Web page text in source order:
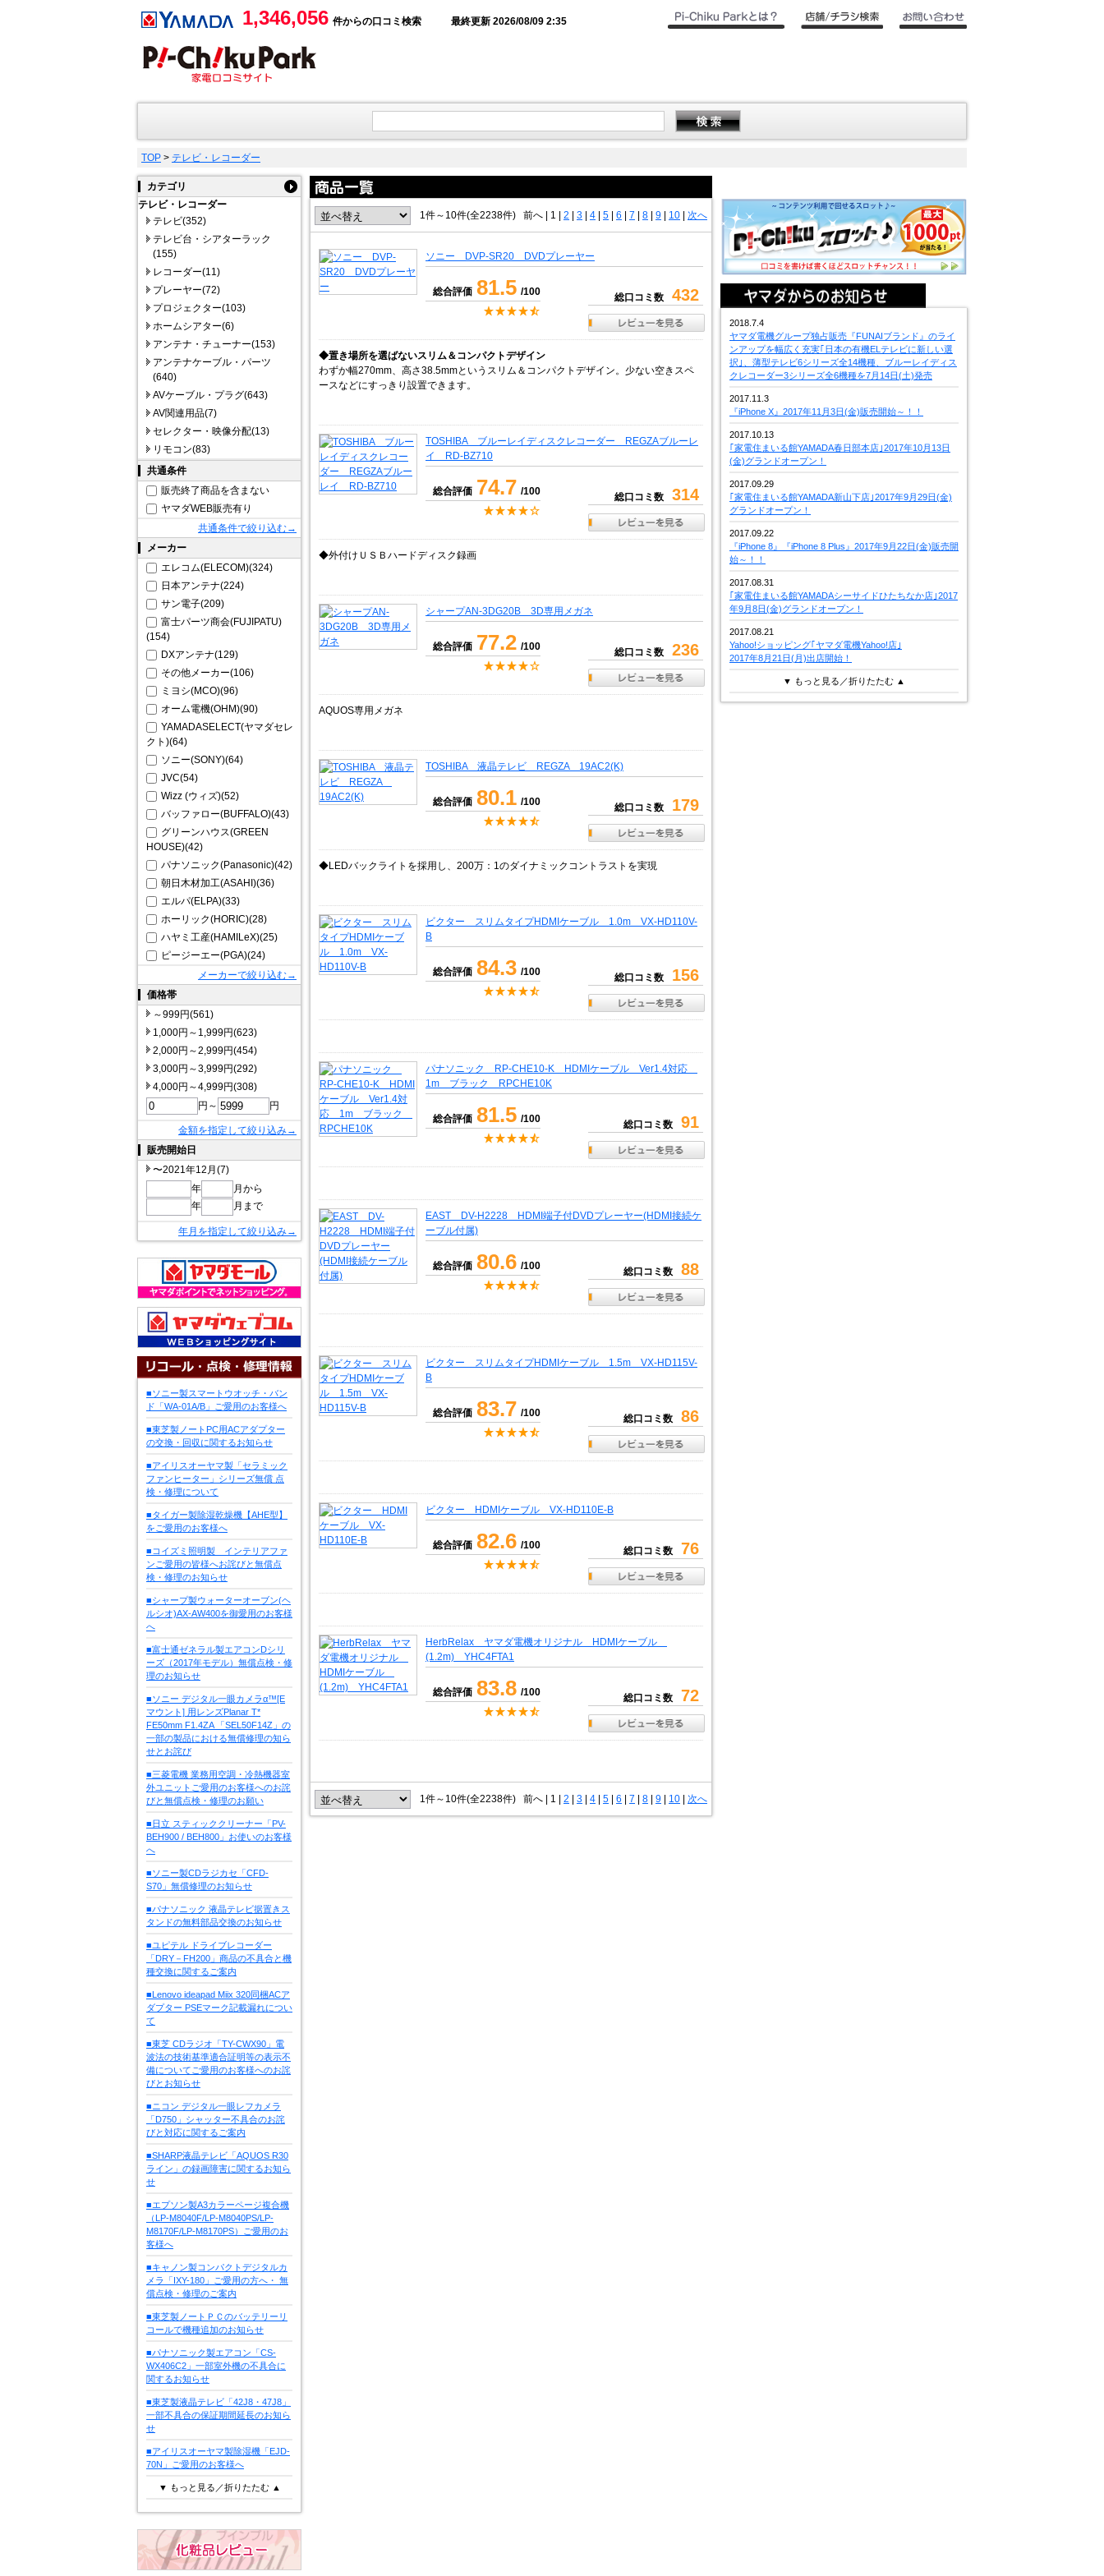
1,346,056 件からの口コミ検索 最終更新 2026/08/09 2:35
TOP > テレビ・レコーダー
カテゴリ
テレビ・レコーダー
テレビ(352)
テレビ台・シアターラック
(155)
レコーダー(11)
プレーヤー(72)
プロジェクター(103)
ホームシアター(6)
アンテナ・チューナー(153)
アンテナケーブル・パーツ
(640)
AVケーブル・プラグ(643)
AV関連用品(7)
セレクター・映像分配(13)
リモコン(83)
共通条件
販売終了商品を含まない
ヤマダWEB販売有り
共通条件で絞り込む→
メーカー
エレコム(ELECOM)(324)
日本アンテナ(224)
サン電子(209)
富士パーツ商会(FUJIPATU)
(154)
DXアンテナ(129)
その他メーカー(106)
ミヨシ(MCO)(96)
オーム電機(OHM)(90)
YAMADASELECT(ヤマダセレ
クト)(64)
ソニー(SONY)(64)
JVC(54)
Wizz (ウィズ)(52)
バッファロー(BUFFALO)(43)
グリーンハウス(GREEN
HOUSE)(42)
パナソニック(Panasonic)(42)
朝日木材加工(ASAHI)(36)
エルパ(ELPA)(33)
ホーリック(HORIC)(28)
ハヤミ工産(HAMILeX)(25)
ピージーエー(PGA)(24)
メーカーで絞り込む→
価格帯
～999円(561)
1,000円～1,999円(623)
2,000円～2,999円(454)
3,000円～3,999円(292)
4,000円～4,999円(308)
円～
円
金額を指定して絞り込み→
販売開始日
〜2021年12月(7)
年
月から
年
月まで
年月を指定して絞り込み→
■ソニー製スマートウオッチ・バン
ド「WA-01A/B」ご愛用のお客様へ
■東芝製ノートPC用ACアダプター
の交換・回収に関するお知らせ
■アイリスオーヤマ製「セラミック
ファンヒーター」シリーズ無償 点
検・修理について
■タイガー製除湿乾燥機【AHE型】
をご愛用のお客様へ
■コイズミ照明製 インテリアファ
ンご愛用の皆様へお詫びと無償点
検・修理のお知らせ
■シャープ製ウォーターオーブン(ヘ
ルシオ)AX-AW400を御愛用のお客様
へ
■富士通ゼネラル製エアコンDシリ
ーズ（2017年モデル）無償点検・修
理のお知らせ
■ソニー デジタル一眼カメラα™[E
マウント] 用レンズPlanar T*
FE50mm F1.4ZA 「SEL50F14Z」の
一部の製品における無償修理の知ら
せとお詫び
■三菱電機 業務用空調・冷熱機器室
外ユニットご愛用のお客様へのお詫
びと無償点検・修理のお願い
■日立 スティッククリーナー「PV-
BEH900 / BEH800」お使いのお客様
へ
■ソニー製CDラジカセ「CFD-
S70」無償修理のお知らせ
■パナソニック 液晶テレビ据置きス
タンドの無料部品交換のお知らせ
■ユピテル ドライブレコーダー
「DRY－FH200」商品の不具合と機
種交換に関するご案内
■Lenovo ideapad Miix 320同梱ACア
ダプター PSEマーク記載漏れについ
て
■東芝 CDラジオ「TY-CWX90」電
波法の技術基準適合証明等の表示不
備についてご愛用のお客様へのお詫
びとお知らせ
■ニコン デジタル一眼レフカメラ
「D750」シャッター不具合のお詫
びと対応に関するご案内
■SHARP液晶テレビ「AQUOS R30
ライン」の録画障害に関するお知ら
せ
■エプソン製A3カラーページ複合機
（LP-M8040F/LP-M8040PS/LP-
M8170F/LP-M8170PS）ご愛用のお
客様へ
■キャノン製コンパクトデジタルカ
メラ「IXY-180」ご愛用の方へ・ 無
償点検・修理のご案内
■東芝製ノートＰＣのバッテリーリ
コールで機種追加のお知らせ
■パナソニック製エアコン「CS-
WX406C2」一部室外機の不具合に
関するお知らせ
■東芝製液晶テレビ「42J8・47J8」
一部不具合の保証期間延長のお知ら
せ
■アイリスオーヤマ製除湿機「EJD-
70N」ご愛用のお客様へ
▼ もっと見る／折りたたむ ▲
1件～10件(全2238件) 前へ 1 | 2 3 4 5 6 7 8 9 10 次へ
ソニー DVP-SR20 DVDプレーヤー
総合評価 81.5 /100 総口コミ数 432
◆置き場所を選ばないスリム＆コンパクトデザイン
わずか幅270mm、高さ38.5mmというスリム＆コンパクトデザイン。少ない空きスペ
ースなどにすっきり設置できます。
TOSHIBA ブルーレイディスクレコーダー REGZAブルーレ
イ RD-BZ710
総合評価 74.7 /100 総口コミ数 314
◆外付けＵＳＢハードディスク録画
シャープAN-3DG20B 3D専用メガネ
総合評価 77.2 /100 総口コミ数 236
AQUOS専用メガネ
TOSHIBA 液晶テレビ REGZA 19AC2(K)
総合評価 80.1 /100 総口コミ数 179
◆LEDバックライトを採用し、200万：1のダイナミックコントラストを実現
ビクター スリムタイプHDMIケーブル 1.0m VX-HD110V-
B
総合評価 84.3 /100 総口コミ数 156
パナソニック RP-CHE10-K HDMIケーブル Ver1.4対応
1m ブラック RPCHE10K
総合評価 81.5 /100 総口コミ数 91
EAST DV-H2228 HDMI端子付DVDプレーヤー(HDMI接続ケ
ーブル付属)
総合評価 80.6 /100 総口コミ数 88
ビクター スリムタイプHDMIケーブル 1.5m VX-HD115V-
B
総合評価 83.7 /100 総口コミ数 86
ビクター HDMIケーブル VX-HD110E-B
総合評価 82.6 /100 総口コミ数 76
HerbRelax ヤマダ電機オリジナル HDMIケーブル
(1.2m) YHC4FTA1
総合評価 83.8 /100 総口コミ数 72
1件～10件(全2238件) 前へ 1 | 2 3 4 5 6 7 8 9 10 次へ
2018.7.4
ヤマダ電機グループ独占販売『FUNAIブランド』のライ
ンアップを幅広く充実｢日本の有機ELテレビに新しい選
択｣、薄型テレビ6シリーズ全14機種、ブルーレイディス
クレコーダー3シリーズ全6機種を7月14日(土)発売
2017.11.3
『iPhone X』2017年11月3日(金)販売開始～！！
2017.10.13
｢家電住まいる館YAMADA春日部本店｣2017年10月13日
(金)グランドオープン！
2017.09.29
｢家電住まいる館YAMADA新山下店｣2017年9月29日(金)
グランドオープン！
2017.09.22
『iPhone 8』『iPhone 8 Plus』2017年9月22日(金)販売開
始～！！
2017.08.31
｢家電住まいる館YAMADAシーサイドひたちなか店｣2017
年9月8日(金)グランドオープン！
2017.08.21
Yahoo!ショッピング｢ヤマダ電機Yahoo!店｣
2017年8月21日(月)出店開始！
▼ もっと見る／折りたたむ ▲